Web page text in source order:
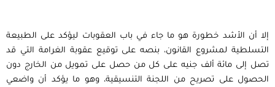
إلا أن الأشد خطورة هو ما جاء في باب العقوبات ليؤكد على الطبيعة
التسلطية لمشروع القانون، بنصه على توقيع عقوبة الغرامة التي قد
تصل إلى مائة ألف جنيه على كل من حصل على تمويل من الخارج دون
الحصول على تصريح من اللجنة التنسيقية، وهو ما يؤكد أن واضعي